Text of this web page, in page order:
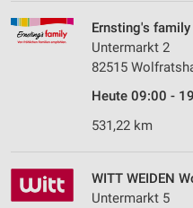
Ernsting's
Untermarkt 2
82515
Heute 09:00 -
531,22 km
WITT WEIDEN
Untermarkt 5